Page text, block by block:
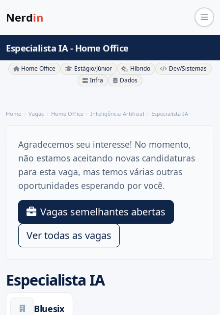
Nerdin
Especialista IA - Home Office
Home Office Estágio/Júnior Híbrido
Dev/Sistemas
Infra
Dados
Home Vagas Home Office Inteligência Artificial Especialista IA
Especialista IA
Bluesix
Agradecemos seu interesse! No momento,
não estamos aceitando novas candidaturas
para esta vaga, mas temos várias outras
oportunidades esperando por você.
Vagas semelhantes abertas
Ver todas as vagas